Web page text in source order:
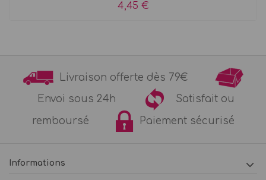
4,45 €
Livraison offerte dès 79€
Envoi sous 24h
Satisfait ou
remboursé
Paiement sécurisé
Informations